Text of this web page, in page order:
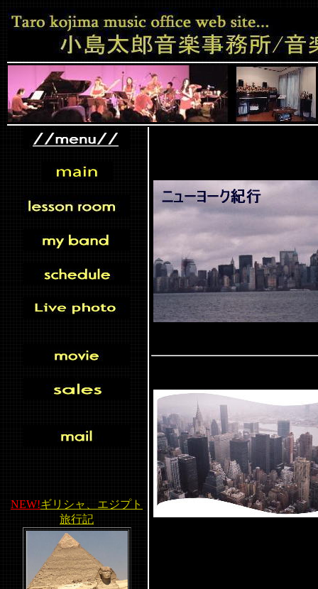
NEW!ギリシャ、エジプト
旅行記